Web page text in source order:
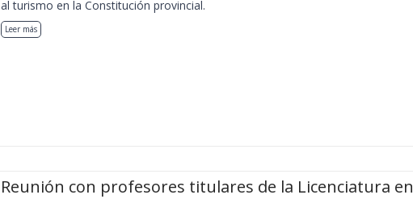
al turismo en la Constitución provincial.
Leer más
Reunión con profesores titulares de la Licenciatura en